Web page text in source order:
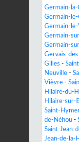
Germain-la-
Germain-le-
Germain-le-
Germain-
Germain-
Gervais-
Gilles -
Neuville -
Vièvre -
Hilaire-du-
Hilaire-sur-
Saint-
de-Néhou -
Saint-Jean-
Jean-de-la-